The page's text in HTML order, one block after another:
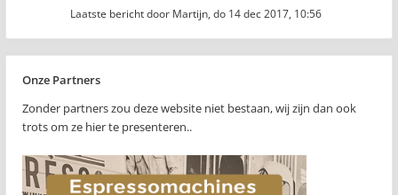
Laatste bericht door Martijn, do 14 dec 2017, 10:56
Onze Partners
Zonder partners zou deze website niet bestaan, wij zijn dan ook
trots om ze hier te presenteren..